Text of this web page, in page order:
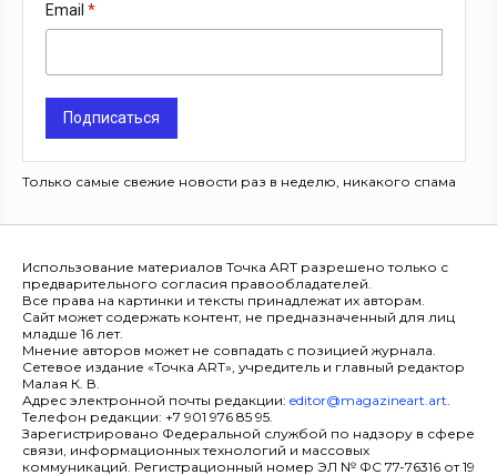
Email
Подписаться
Только самые свежие новости раз в неделю, никакого спама
Использование материалов Точка ART разрешено только с
предварительного согласия правообладателей.
Все права на картинки и тексты принадлежат их авторам.
Сайт может содержать контент, не предназначенный для лиц
младше 16 лет.
Мнение авторов может не совпадать с позицией журнала.
Сетевое издание «Точка ART», учредитель и главный редактор
Малая К. В.
Адрес электронной почты редакции: editor@magazineart.art.
Телефон редакции: +7 901 976 85 95.
Зарегистрировано Федеральной службой по надзору в сфере
связи, информационных технологий и массовых
коммуникаций. Регистрационный номер ЭЛ № ФС 77-76316 от 19